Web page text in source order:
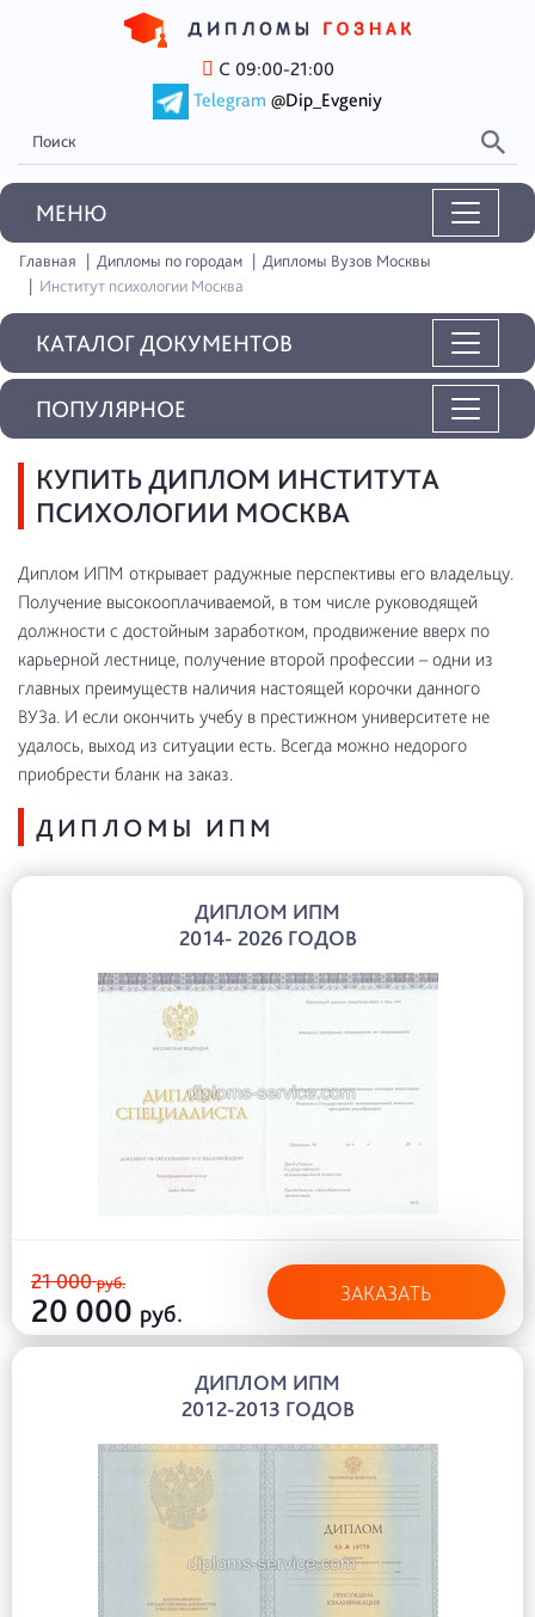
С 09:00-21:00
Telegram @Dip_Evgeniy
MEНЮ
Главная Дипломы по городам
Дипломы Вузов Москвы
Институт психологии Москва
КАТАЛОГ ДОКУМЕНТОВ
КУПИТЬ ДИПЛОМ ИНСТИТУТА
ПСИХОЛОГИИ МОСКВА
Диплом ИПМ открывает радужные перспективы его владельцу.
Получение высокооплачиваемой, в том числе руководящей
должности с достойным заработком, продвижение вверх по
карьерной лестнице, получение второй профессии – одни из
главных преимуществ наличия настоящей корочки данного
ВУЗа. И если окончить учебу в престижном университете не
удалось, выход из ситуации есть. Всегда можно недорого
приобрести бланк на заказ.
ДИПЛОМЫ ИПМ
ДИПЛОМ ИПМ
2014- 2026 ГОДОВ
21 000руб.
20 000 руб.
ЗАКАЗАТЬ
ДИПЛОМ ИПМ
2012-2013 ГОДОВ
ПОПУЛЯРНОЕ